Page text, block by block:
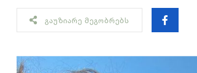
ᲒᲐᲣᲖᲘᲐᲠᲔ ᲛᲔᲒᲝᲑᲠᲔᲑᲡ